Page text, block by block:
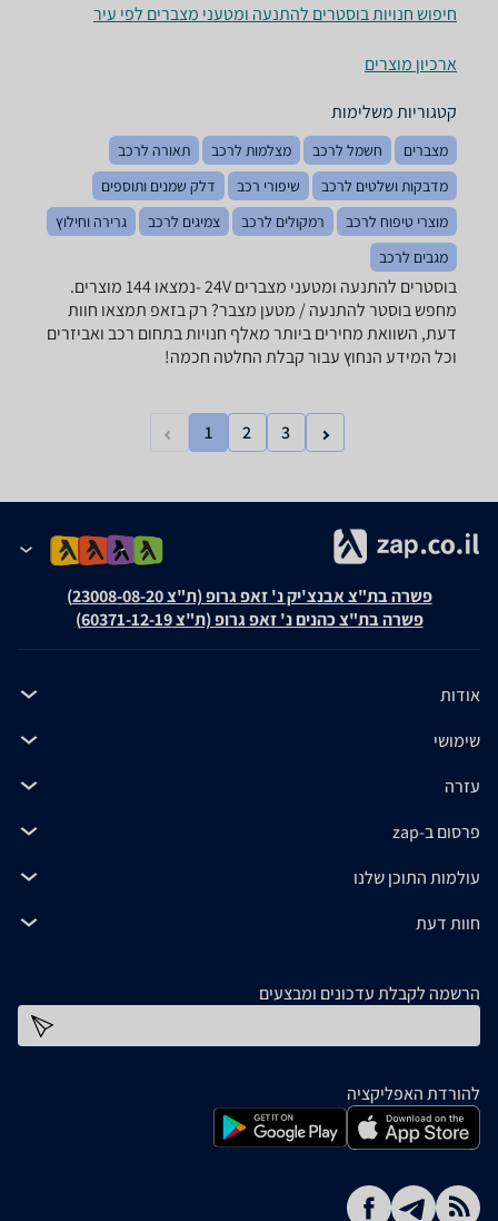
חיפוש חנויות בוסטרים להתנעה ומטעני מצברים לפי עיר
ארכיון מוצרים
קטגוריות משלימות
מצברים חשמל לרכב מצלמות לרכב
תאורה לרכב
מדבקות ושלטים לרכב
שיפורי רכב
דלק שמנים ותוספים
מוצרי טיפוח לרכב
רמקולים לרכב צמיגים לרכב
גרירה וחילוץ
מגבים לרכב
בוסטרים להתנעה ומטעני מצברים ‏24V -נמצאו 144 מוצרים.
מחפש בוסטר להתנעה / מטען מצבר? רק בזאפ תמצאו חוות
דעת, השוואת מחירים ביותר מאלף חנויות בתחום רכב ואביזרים
וכל המידע הנחוץ עבור קבלת החלטה חכמה!
1 2 3
פשרה בת"צ אבנצ'יק נ' זאפ גרופ (ת"צ 23008-08-20)
פשרה בת"צ כהנים נ' זאפ גרופ (ת"צ 60371-12-19)
אודות
שימושי
עזרה
פרסום ב-zap
עולמות התוכן שלנו
חוות דעת
הרשמה לקבלת עדכונים ומבצעים
להורדת האפליקציה